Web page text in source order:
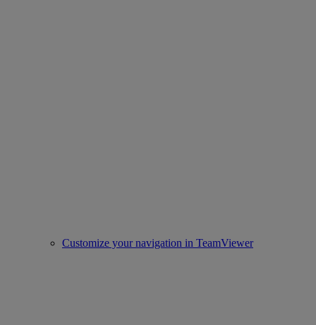
Customize your navigation in TeamViewer